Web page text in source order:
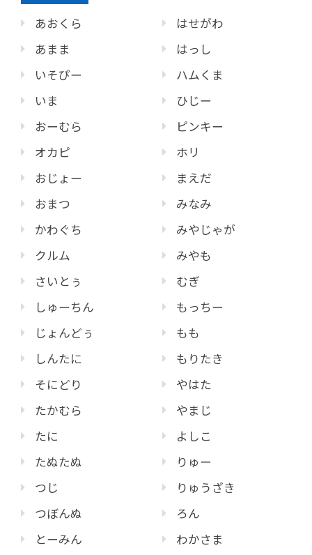
あおくら
あまま
いそぴー
いま
おーむら
オカピ
おじょー
おまつ
かわぐち
クルム
さいとぅ
しゅーちん
じょんどぅ
しんたに
そにどり
たかむら
たに
たぬたぬ
つじ
つぼんぬ
とーみん
はせがわ
はっし
ハムくま
ひじー
ピンキー
ホリ
まえだ
みなみ
みやじゃが
みやも
むぎ
もっちー
もも
もりたき
やはた
やまじ
よしこ
りゅー
りゅうざき
ろん
わかさま